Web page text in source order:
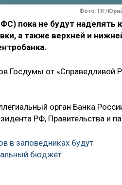
Фото: ПГ/
пока не будут наделять
а также верхней и
Госдумы от «Справедливой
орган Банка
РФ, Правительства и
в заповедниках будут
бюджет